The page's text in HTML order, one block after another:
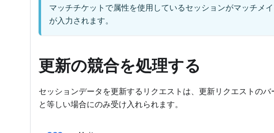
マッチチケットで属性を使用しているセッションがマッチメ
が入力されます。
更新の競合を処理する
セッションデータを更新するリクエストは、更新リクエストの
と等しい場合にのみ受け入れられます。